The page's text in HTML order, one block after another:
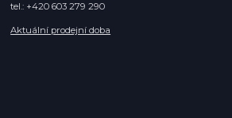
tel.: +420 603 279 290
Aktuální prodejní doba